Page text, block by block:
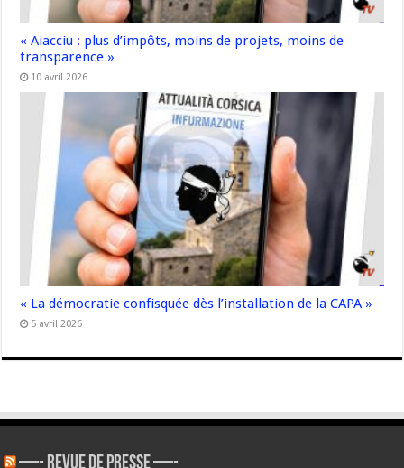
« Aiacciu : plus d’impôts, moins de projets, moins de
transparence »
10 avril 2026
« La démocratie confisquée dès l’installation de la CAPA »
5 avril 2026
—- REVUE DE PRESSE —-